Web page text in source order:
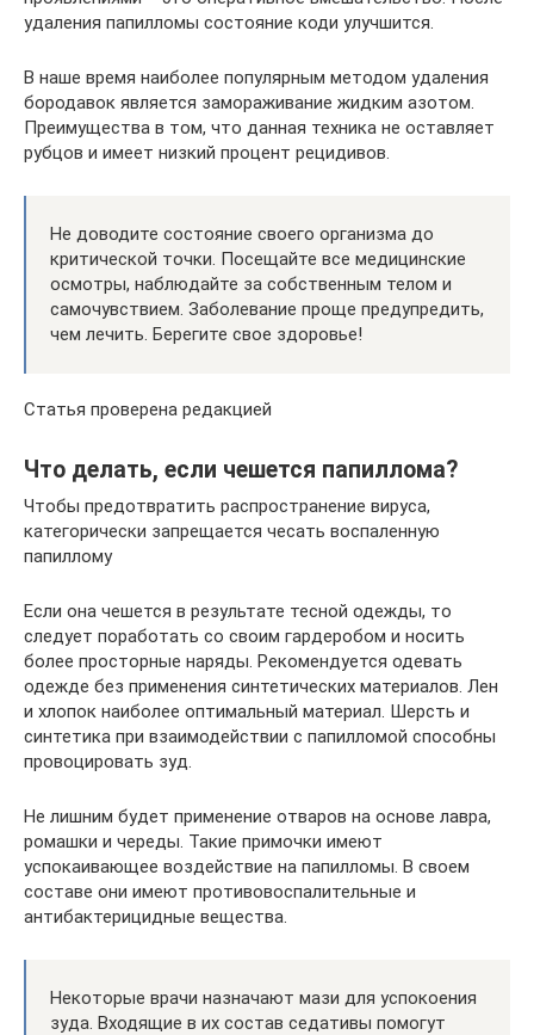
удаления папилломы состояние коди улучшится.
В наше время наиболее популярным методом удаления
бородавок является замораживание жидким азотом.
Преимущества в том, что данная техника не оставляет
рубцов и имеет низкий процент рецидивов.
Не доводите состояние своего организма до
критической точки. Посещайте все медицинские
осмотры, наблюдайте за собственным телом и
самочувствием. Заболевание проще предупредить,
чем лечить. Берегите свое здоровье!
Статья проверена редакцией
Что делать, если чешется папиллома?
Чтобы предотвратить распространение вируса,
категорически запрещается чесать воспаленную
папиллому
Если она чешется в результате тесной одежды, то
следует поработать со своим гардеробом и носить
более просторные наряды. Рекомендуется одевать
одежде без применения синтетических материалов. Лен
и хлопок наиболее оптимальный материал. Шерсть и
синтетика при взаимодействии с папилломой способны
провоцировать зуд.
Не лишним будет применение отваров на основе лавра,
ромашки и череды. Такие примочки имеют
успокаивающее воздействие на папилломы. В своем
составе они имеют противовоспалительные и
антибактерицидные вещества.
Некоторые врачи назначают мази для успокоения
зуда. Входящие в их состав седативы помогут